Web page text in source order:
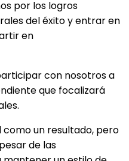
por los logros
del éxito y entrar en
en
con nosotros a
que focalizará
como un resultado, pero
de las